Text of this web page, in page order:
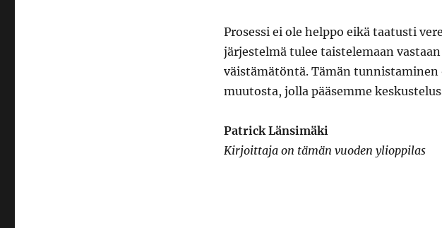
Prosessi ei ole helppo eikä taatusti
järjestelmä tulee taistelemaan
väistämätöntä. Tämän tunnistaminen
muutosta, jolla pääsemme
Patrick Länsimäki
Kirjoittaja on tämän vuoden ylioppilas